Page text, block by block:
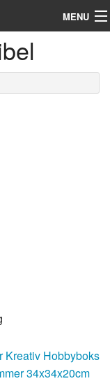
MENU